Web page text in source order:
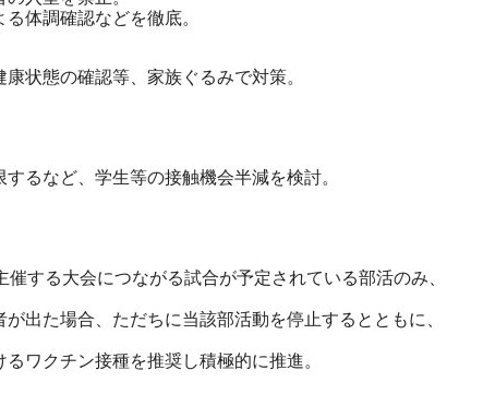
体調確認などを徹底。
状態の確認等、家族ぐるみで対策。
るなど、学生等の接触機会半減を検討。
する大会につながる試合が予定されている部活のみ、
出た場合、ただちに当該部活動を停止するとともに、
ワクチン接種を推奨し積極的に推進。